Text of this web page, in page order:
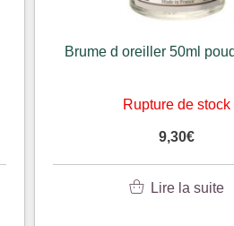
Brume d oreiller 50ml
Rupture de stock
9,30€
Lire la suite